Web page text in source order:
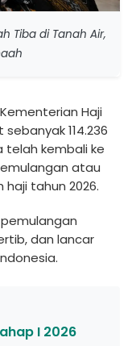
Tiba di Tanah Air,
Haji
114.236
telah kembali ke
atau
tahun 2026.
dan lancar
I 2026